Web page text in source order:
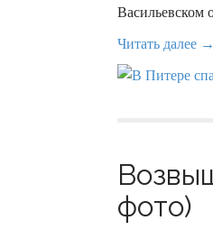
Васильевском
Читать далее →
фото)